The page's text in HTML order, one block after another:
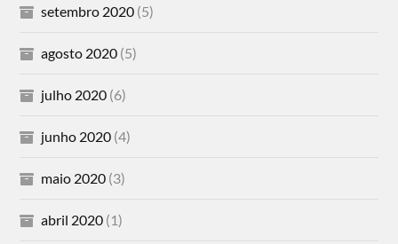
setembro 2020 (5)
agosto 2020 (5)
julho 2020 (6)
junho 2020 (4)
maio 2020 (3)
abril 2020 (1)